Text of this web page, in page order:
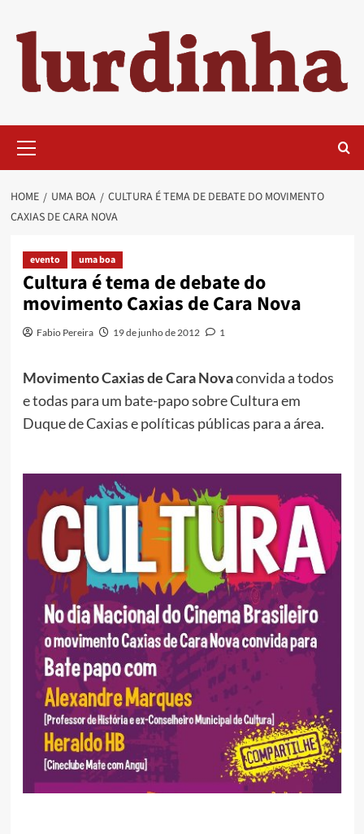
content
Menu
HOME UMA BOA
CULTURA É TEMA DE DEBATE DO MOVIMENTO
CAXIAS DE CARA NOVA
evento uma boa
Cultura é tema de debate do
movimento Caxias de Cara Nova
Fabio Pereira 19 de junho de 2012 1
Movimento Caxias de Cara Novaconvida a todos
e todas para um bate-papo sobre Cultura em
Duque de Caxias e políticas públicas para a área.